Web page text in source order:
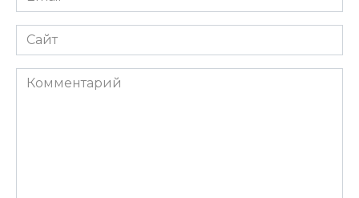
*
Сайт
Комментарий